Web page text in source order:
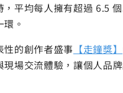
，平均每人擁有超過 6.5
。
性的創作者盛事 【走鐘獎】
場交流體驗，讓個人品